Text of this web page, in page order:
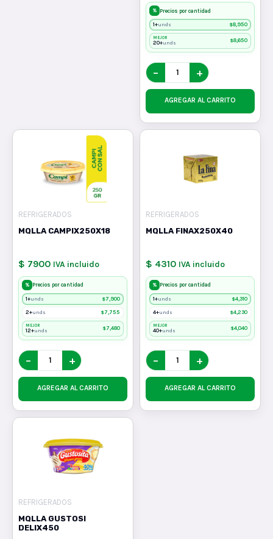
% Precios por cantidad
1+unds $8,950
MEJOR
20+unds $8,650
− +
AGREGAR AL CARRITO
REFRIGERADOS
MQLLA CAMPIX250X18
$ 7900 IVA incluido
% Precios por cantidad
1+unds $7,900
2+unds $7,755
MEJOR
12+unds $7,480
− +
AGREGAR AL CARRITO
REFRIGERADOS
MQLLA FINAX250X40
$ 4310 IVA incluido
% Precios por cantidad
1+unds $4,310
4+unds $4,230
MEJOR
40+unds $4,040
− +
AGREGAR AL CARRITO
REFRIGERADOS
MQLLA GUSTOSI
DELIX450